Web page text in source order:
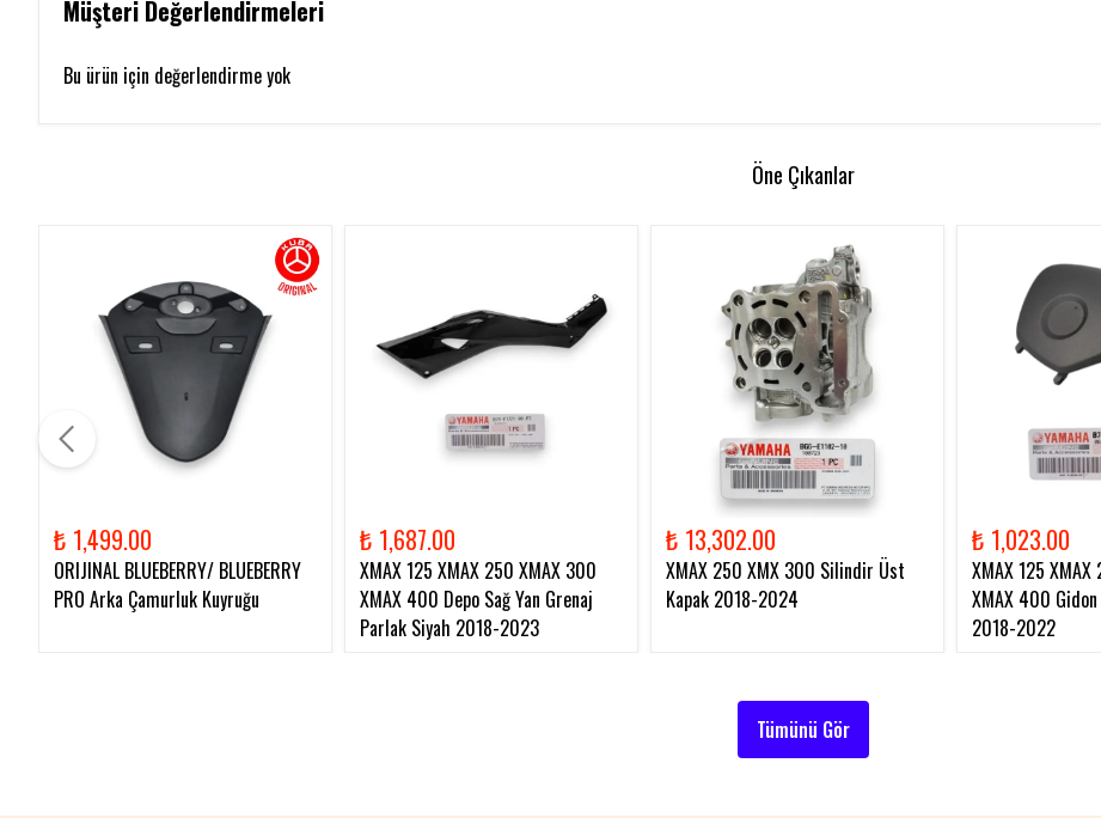
Müşteri Değerlendirmeleri
Bu ürün için değerlendirme yok
Öne Çıkanlar
₺ 1,499.00
ORIJINAL BLUEBERRY/ BLUEBERRY
PRO Arka Çamurluk Kuyruğu
₺ 1,687.00
XMAX 125 XMAX 250 XMAX 300
XMAX 400 Depo Sağ Yan Grenaj
Parlak Siyah 2018-2023
₺ 13,302.00
XMAX 250 XMX 300 Silindir Üst
Kapak 2018-2024
₺ 1,023.00
XMAX 125
XMAX 400
2018-2022
Tümünü Gör